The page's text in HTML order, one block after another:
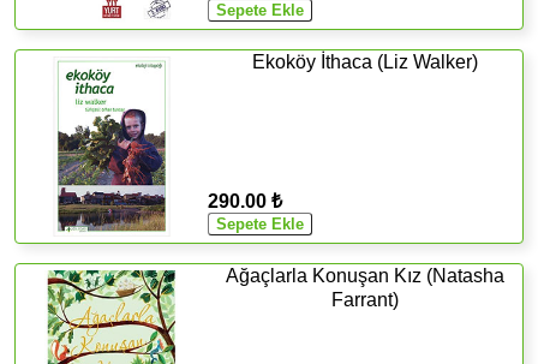
Ekoköy İthaca (Liz Walker)
290.00 ₺
Ağaçlarla Konuşan Kız (Natasha
Farrant)